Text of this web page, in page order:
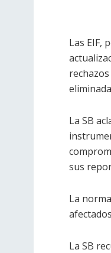
Las EIF,
La SB
sus
La
La SB